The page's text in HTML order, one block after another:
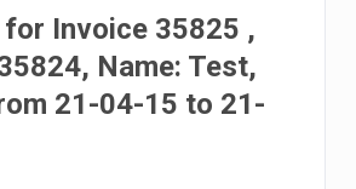
for Invoice 35825 ,
Name: Test,
21-04-15 to 21-